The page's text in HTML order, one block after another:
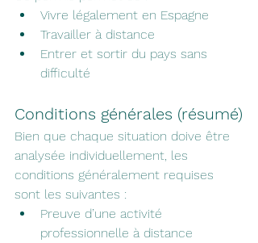
Vivre légalement en Espagne
Travailler à distance
Entrer et sortir du pays sans
difficulté
Conditions générales (résumé)
Bien que chaque situation doive être
analysée individuellement, les
conditions généralement requises
sont les suivantes :
Preuve d’une activité
professionnelle à distance